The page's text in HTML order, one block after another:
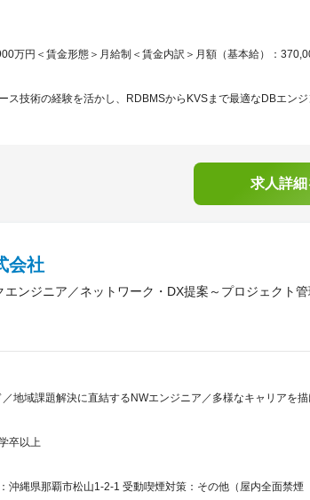
万円＜賃金形態＞月給制＜賃金内訳＞月額（基本給）：
ス技術の経験を活かし、RDBMSからKVSまで最適なDBエンジ
求人詳
会社
エンジニア／ネットワーク・DX提案～プロジェクト管
／地域課題解決に直結するNWエンジニア／多様なキャリアを
卒以上
沖縄県那覇市松山1-2-1 受動喫煙対策：その他（屋内全面禁煙